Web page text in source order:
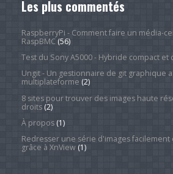
Les plus commentés
RaspberryPi - Comment faire un média-
RaspBMC(56)
Test du Sony A5000 - Hybride compact et
Ungit - Un gestionnaire de git graphique
multiplateforme (2)
8 sites pour trouver des images haute
droits(2)
À propos(1)
Redresser une série d'images
grâce à XnView(1)